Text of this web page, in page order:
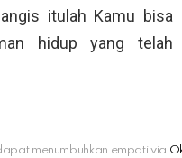
itulah Kamu bisa
hidup yang telah
menumbuhkan empati via